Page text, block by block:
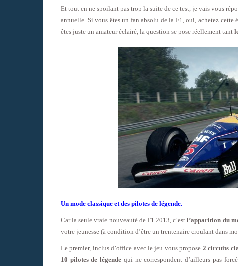
Et tout en ne spoilant pas trop la suite de ce test, je vais vous
annuelle. Si vous êtes un fan absolu de la F1, oui, achetez
êtes juste un amateur éclairé, la question se pose réellement tant
Un mode classique et des pilotes de légende.
Car la seule vraie nouveauté de F1 2013, c’estl’apparition du
votre jeunesse (à condition d’être un trentenaire croulant dans
Le premier, inclus d’office avec le jeu vous propose 2 circuits
10 pilotes de légende qui ne correspondent d’ailleurs pas